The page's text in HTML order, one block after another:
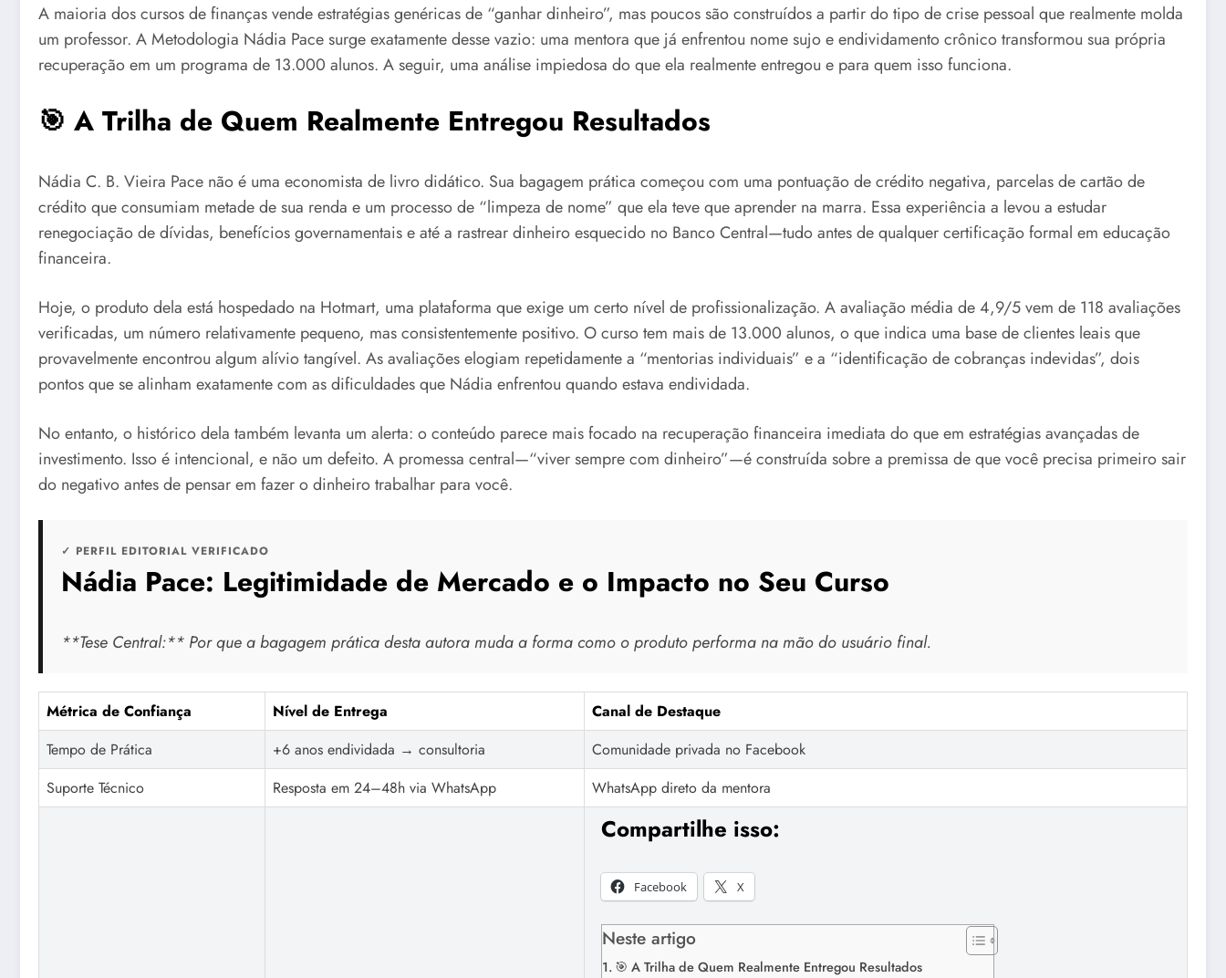
A maioria dos cursos de finanças vende estratégias genéricas de “ganhar dinheiro”, mas poucos são construídos a partir do tipo de crise pessoal que realmente molda
um professor. A Metodologia Nádia Pace surge exatamente desse vazio: uma mentora que já enfrentou nome sujo e endividamento crônico transformou sua própria
recuperação em um programa de 13.000 alunos. A seguir, uma análise impiedosa do que ela realmente entregou e para quem isso funciona.
🎯 A Trilha de Quem Realmente Entregou Resultados
Nádia C. B. Vieira Pace não é uma economista de livro didático. Sua bagagem prática começou com uma pontuação de crédito negativa, parcelas de cartão de
crédito que consumiam metade de sua renda e um processo de “limpeza de nome” que ela teve que aprender na marra. Essa experiência a levou a estudar
renegociação de dívidas, benefícios governamentais e até a rastrear dinheiro esquecido no Banco Central—tudo antes de qualquer certificação formal em educação
financeira.
Hoje, o produto dela está hospedado na Hotmart, uma plataforma que exige um certo nível de profissionalização. A avaliação média de 4,9/5 vem de 118 avaliações
verificadas, um número relativamente pequeno, mas consistentemente positivo. O curso tem mais de 13.000 alunos, o que indica uma base de clientes leais que
provavelmente encontrou algum alívio tangível. As avaliações elogiam repetidamente a “mentorias individuais” e a “identificação de cobranças indevidas”, dois
pontos que se alinham exatamente com as dificuldades que Nádia enfrentou quando estava endividada.
No entanto, o histórico dela também levanta um alerta: o conteúdo parece mais focado na recuperação financeira imediata do que em estratégias avançadas de
investimento. Isso é intencional, e não um defeito. A promessa central—“viver sempre com dinheiro”—é construída sobre a premissa de que você precisa primeiro sair
do negativo antes de pensar em fazer o dinheiro trabalhar para você.
✓ PERFIL EDITORIAL VERIFICADO
Nádia Pace: Legitimidade de Mercado e o Impacto no Seu Curso
**Tese Central:** Por que a bagagem prática desta autora muda a forma como o produto performa na mão do usuário final.
Métrica de Confiança Nível de Entrega
Canal de Destaque
Tempo de Prática
+6 anos endividada → consultoria
Comunidade privada no Facebook
Suporte Técnico
Resposta em 24–48h via WhatsApp WhatsApp direto da mentora
Compartilhe isso:
Facebook X
Neste artigo
🎯 A Trilha de Quem Realmente Entregou Resultados